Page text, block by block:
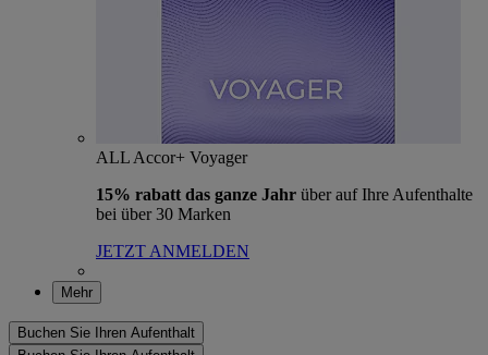
ALL Accor+ Voyager
15% rabatt das ganze Jahr über auf Ihre Aufenthalte
bei über 30 Marken
JETZT ANMELDEN
Mehr
Buchen Sie Ihren Aufenthalt